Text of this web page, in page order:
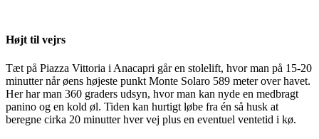
Højt til vejrs
Tæt på Piazza Vittoria i Anacapri går en stolelift, hvor man på 15-20
minutter når øens højeste punkt Monte Solaro 589 meter over havet.
Her har man 360 graders udsyn, hvor man kan nyde en medbragt
panino og en kold øl. Tiden kan hurtigt løbe fra én så husk at
beregne cirka 20 minutter hver vej plus en eventuel ventetid i kø.